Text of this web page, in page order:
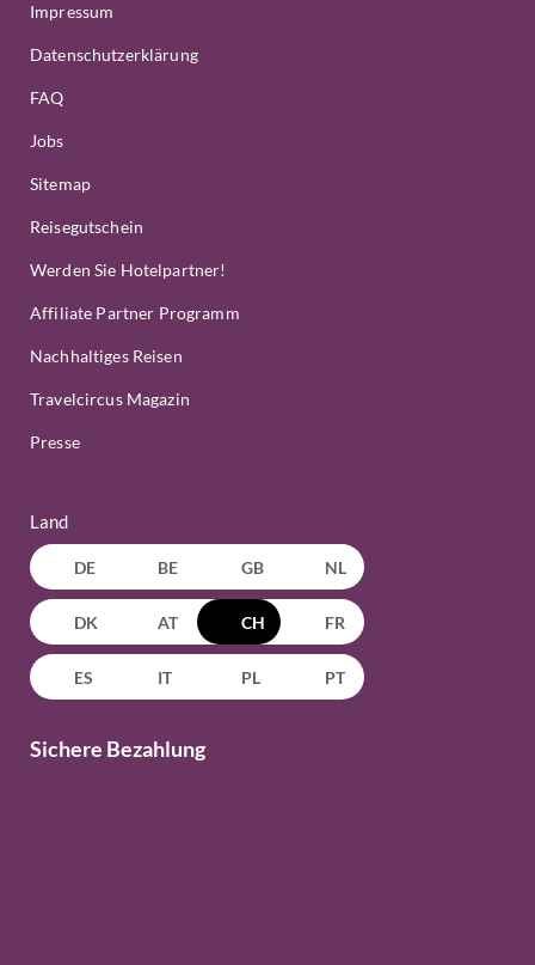
Impressum
Datenschutzerklärung
FAQ
Jobs
Sitemap
Reisegutschein
Werden Sie Hotelpartner!
Affiliate Partner Programm
Nachhaltiges Reisen
Travelcircus Magazin
Presse
Land
DE BE GB NL
DK AT CH FR
ES IT PL PT
Sichere Bezahlung